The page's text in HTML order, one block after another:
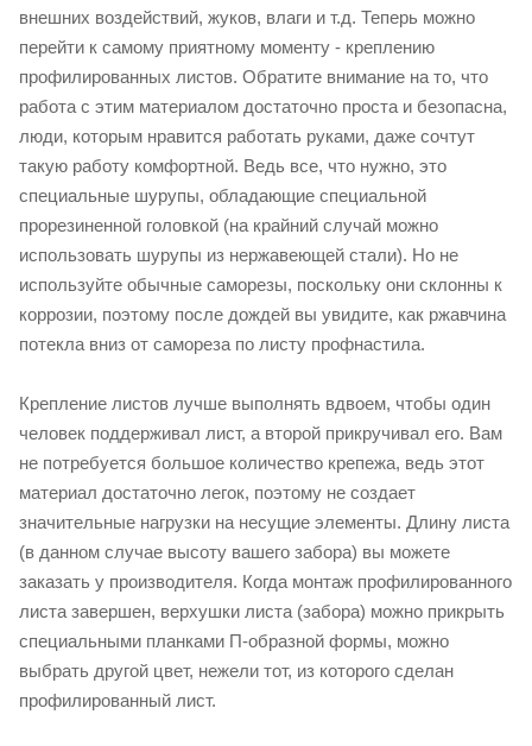
внешних воздействий, жуков, влаги и т.д. Теперь можно
перейти к самому приятному моменту - креплению
профилированных листов. Обратите внимание на то, что
работа с этим материалом достаточно проста и безопасна,
люди, которым нравится работать руками, даже сочтут
такую работу комфортной. Ведь все, что нужно, это
специальные шурупы, обладающие специальной
прорезиненной головкой (на крайний случай можно
использовать шурупы из нержавеющей стали). Но не
используйте обычные саморезы, поскольку они склонны к
коррозии, поэтому после дождей вы увидите, как ржавчина
потекла вниз от самореза по листу профнастила.
Крепление листов лучше выполнять вдвоем, чтобы один
человек поддерживал лист, а второй прикручивал его. Вам
не потребуется большое количество крепежа, ведь этот
материал достаточно легок, поэтому не создает
значительные нагрузки на несущие элементы. Длину листа
(в данном случае высоту вашего забора) вы можете
заказать у производителя. Когда монтаж профилированного
листа завершен, верхушки листа (забора) можно прикрыть
специальными планками П-образной формы, можно
выбрать другой цвет, нежели тот, из которого сделан
профилированный лист.